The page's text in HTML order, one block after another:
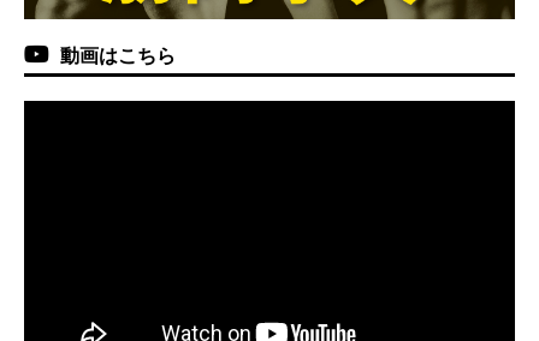
動画はこちら